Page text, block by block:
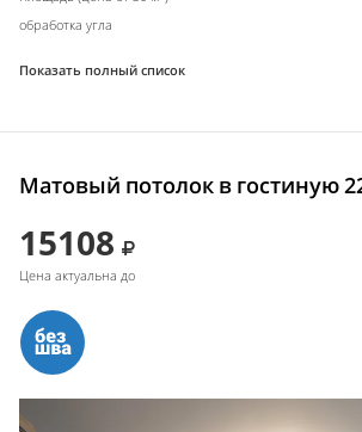
обработка угла
Показать полный список
Матовый потолок в гостиную
15108
Цена актуальна до